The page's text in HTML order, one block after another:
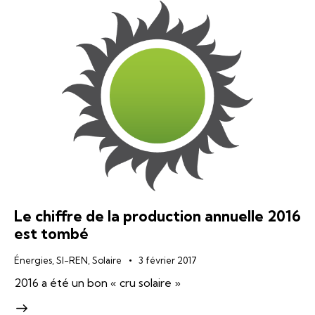
Le chiffre de la production annuelle 2016
est tombé
Énergies SI-REN Solaire 3 février 2017
2016 a été un bon « cru solaire »